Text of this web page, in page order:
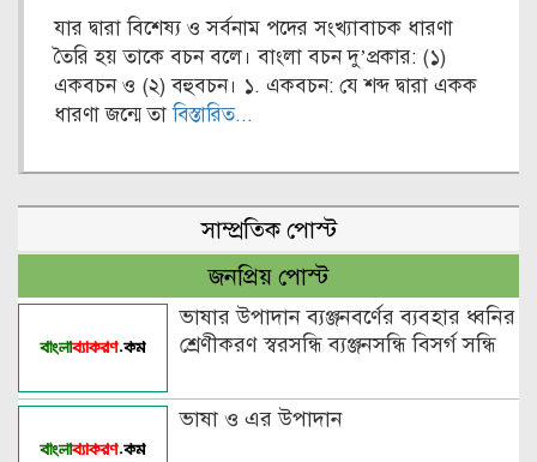
যার দ্বারা বিশেষ্য ও সর্বনাম পদের সংখ্যাবাচক ধারণা
তৈরি হয় তাকে বচন বলে। বাংলা বচন দু’প্রকার: (১)
একবচন ও (২) বহুবচন। ১. একবচন: যে শব্দ দ্বারা একক
ধারণা জন্মে তাবিস্তারিত...
সাম্প্রতিক পোস্ট
জনপ্রিয় পোস্ট
ভাষার উপাদান ব্যঞ্জনবর্ণের ব্যবহার ধ্বনির
শ্রেণীকরণ স্বরসন্ধি ব্যঞ্জনসন্ধি বিসর্গ সন্ধি
ভাষা ও এর উপাদান